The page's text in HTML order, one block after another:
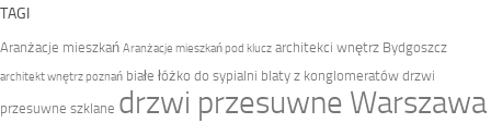
TAGI
Aranżacje mieszkań Aranżacje mieszkań pod klucz architekci wnętrz Bydgoszcz
architekt wnętrz poznań białe łóżko do sypialni blaty z konglomeratów drzwi
przesuwne szklane drzwi przesuwne Warszawa